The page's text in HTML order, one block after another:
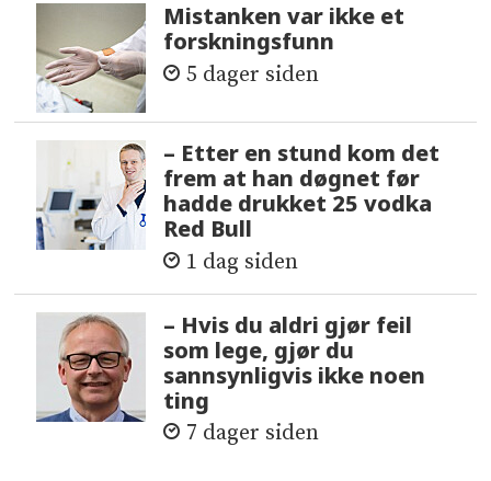
Mistanken var ikke et
forskningsfunn
5 dager siden
– Etter en stund kom det
frem at han døgnet før
hadde drukket 25 vodka
Red Bull
1 dag siden
– Hvis du aldri gjør feil
som lege, gjør du
sannsynligvis ikke noen
ting
7 dager siden